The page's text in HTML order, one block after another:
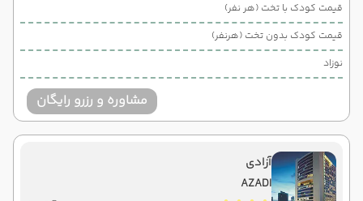
قیمت کودک با تخت (هر نفر)
قیمت کودک بدون تخت (هرنفر)
نوزاد
مشاوره و رزرو رایگان
آزادی
AZADI